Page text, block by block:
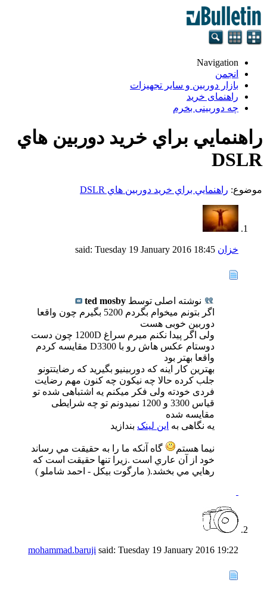
Navigation
انجمن
بازار دوربین و سایر تجهیزات
راهنمای خرید
چه دوربینی بخرم
راهنمايي براي خريد دوربين هاي
DSLR
موضوع: راهنمايي براي خريد دوربين هاي DSLR
خزان Tuesday 19 January 2016 18:45
نوشته اصلی توسط ted mosby
اگر بتونم میخوام بگردم 5200 بگیرم چون واقعا
دوربین خوبی هست
ولی اگر پیدا نکنم میرم سراغ 1200D چون دست
دوستام عکس هاش رو با D3300 مقایسه کردم
واقعا بهتر بود
بهترین کار اینه که دوربینیو بگیرید که رضایتتونو
جلب کرده حالا چه نیکون چه کنون مهم رضایت
فردی خودته ولی فکر میکنم یه اشتباهی شده تو
قیاس 3300 و 1200 نمیدونم تو چه شرایطی
مقایسه شده
یه نگاهی به این لینک بندازید
نیما هستم
گاه آنكه ما را به حقيقت مي رساند
خود از آن عاري است .زيرا تنها حقيقت است كه
رهايي مي بخشد.( مارگوت بیکل - احمد شاملو )
mohammad.baruji said: Tuesday 19 January 2016 19:22